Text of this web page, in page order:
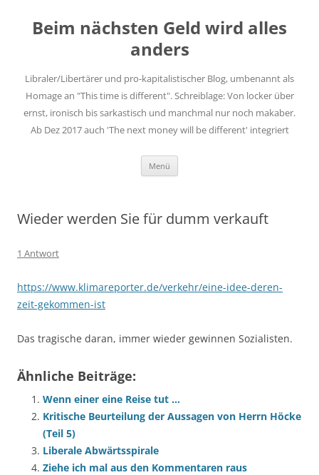
springen
Beim nächsten Geld wird alles
anders
Libraler/Libertärer und pro-kapitalistischer Blog, umbenannt als
Homage an "This time is different". Schreiblage: Von locker über
ernst, ironisch bis sarkastisch und manchmal nur noch makaber.
Ab Dez 2017 auch 'The next money will be different' integriert
Menü
Wieder werden Sie für dumm verkauft
1 Antwort
https://www.klimareporter.de/verkehr/eine-idee-deren-
zeit-gekommen-ist
Das tragische daran, immer wieder gewinnen Sozialisten.
Ähnliche Beiträge:
Wenn einer eine Reise tut …
Kritische Beurteilung der Aussagen von Herrn Höcke
(Teil 5)
Liberale Abwärtsspirale
Ziehe ich mal aus den Kommentaren raus